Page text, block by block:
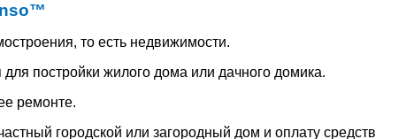
то есть недвижимости.
постройки жилого дома или дачного домика.
ремонте.
городской или загородный дом и оплату средств